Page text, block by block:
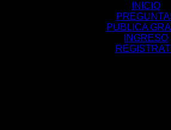
INICIO
PUBLICA
INGRESO